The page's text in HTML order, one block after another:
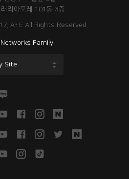
리아포레 101동 3층
A+E All Rights Reserved.
Family
Site